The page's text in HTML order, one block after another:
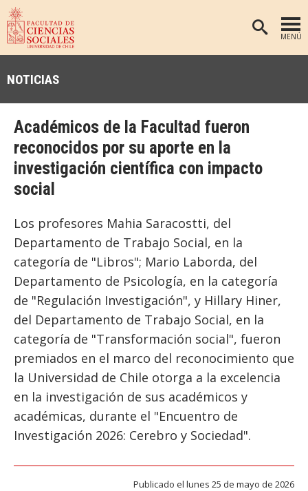
MENÚ
DEPARTAMENTOS
ANTROPOLOGÍA
EDUCACIÓN
SOCIOLOGÍA
TRABAJO SOCIAL
PREGRADO
POSTGRADO
PUBLICACIONES
EXTENSIÓN
BIBLIOTECA
ADMISIÓN
ESTUDIANTES
ACADÉMICOS
FUNCIONARIOS
EGRESADOS
NOTICIAS
Académicos de la Facultad fueron
reconocidos por su aporte en la
investigación científica con impacto
social
Los profesores Mahia Saracostti, del
Departamento de Trabajo Social, en la
categoría de "Libros"; Mario Laborda, del
Departamento de Psicología, en la categoría
de "Regulación Investigación", y Hillary Hiner,
del Departamento de Trabajo Social, en la
categoría de "Transformación social", fueron
premiados en el marco del reconocimiento que
la Universidad de Chile otorga a la excelencia
en la investigación de sus académicos y
académicas, durante el "Encuentro de
Investigación 2026: Cerebro y Sociedad".
Publicado el lunes 25 de mayo de 2026